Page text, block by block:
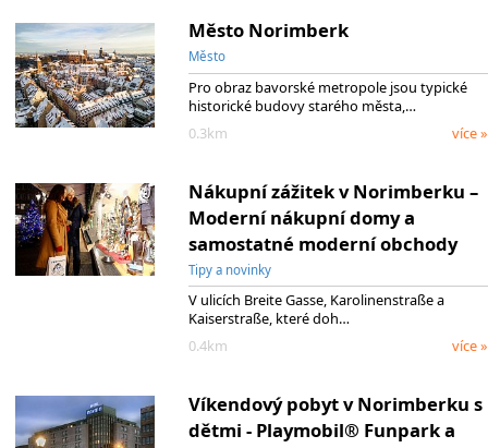
Město Norimberk
Město
Pro obraz bavorské metropole jsou typické
historické budovy starého města,…
0.3km
více »
Nákupní zážitek v Norimberku –
Moderní nákupní domy a
samostatné moderní obchody
Tipy a novinky
V ulicích Breite Gasse, Karolinenstraße a
Kaiserstraße, které doh…
0.4km
více »
Víkendový pobyt v Norimberku s
dětmi - Playmobil® Funpark a